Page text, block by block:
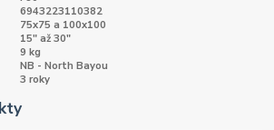
6943223110382
75x75 a 100x100
15" až 30"
9 kg
NB - North Bayou
3 roky